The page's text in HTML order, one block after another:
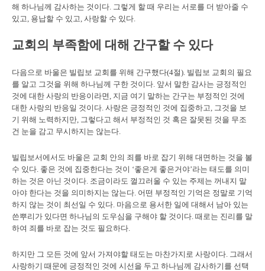
해 하나님께 감사하는 것이다. 그렇게 할 때 우리는 서로를 더 받아줄 수
있고, 용납할 수 있고, 사랑할 수 있다.
교회의 부족함에 대해 간구할 수 있다
다음으로 바울은 빌립보 교회를 위해 간구했다(4절). 빌립보 교회의 필요
를 알고 그것을 위해 하나님께 구한 것이다. 앞서 말한 감사는 긍정적인
것에 대한 사랑의 반응이라면, 지금 여기 말하는 간구는 부정적인 것에
대한 사랑의 반응일 것이다. 사랑은 긍정적인 것에 집중하고, 그것을 보
기 위해 노력하지만, 그렇다고 해서 부정적인 것 혹은 잘못된 것을 무조
건 눈을 감고 무시하지는 않는다.
빌립보서에서도 바울은 교회 안의 죄를 바로 잡기 위해 대면하는 것을 볼
수 있다. 좋은 것에 집중한다는 것이 ‘좋은게 좋은거야’라는 태도를 의미
하는 것은 아닌 것이다. 조금이라도 껄끄러울 수 있는 주제는 꺼내지 말
아야 한다는 것을 의미하지는 않는다. 어떤 부정적인 기억은 정말로 기억
하지 않는 것이 최선일 수 있다. 마음으로 용서한 일에 대해서 남아 있는
쓴뿌리가 있다면 하나님의 도우심을 구해야 할 것이다. 때로는 진리를 말
하여 죄를 바로 잡는 것도 필요하다.
하지만 그 모든 것에 앞서 가져야할 태도는 마찬가지로 사랑이다. 그래서
사랑하기 때문에 긍정적인 것에 시선을 두고 하나님께 감사하기를 선택